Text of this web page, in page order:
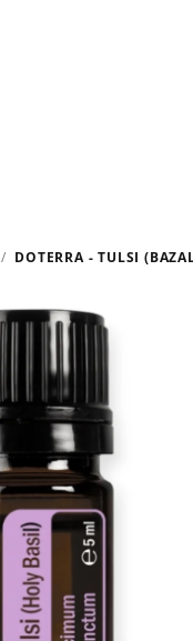
/ DOTERRA - TULSI